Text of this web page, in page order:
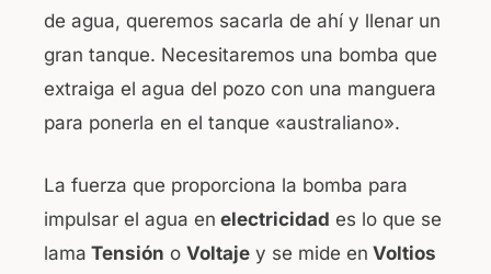
de agua, queremos sacarla de ahí y llenar un
gran tanque. Necesitaremos una bomba que
extraiga el agua del pozo con una manguera
para ponerla en el tanque «australiano».
La fuerza que proporciona la bomba para
impulsar el agua en electricidad es lo que se
lama Tensión o Voltaje y se mide en Voltios